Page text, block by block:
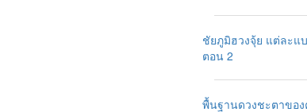
ชัยภูมิฮวงจุ้ย แต่ละแ
ตอน 2
พื้นฐานดวงชะตาของ